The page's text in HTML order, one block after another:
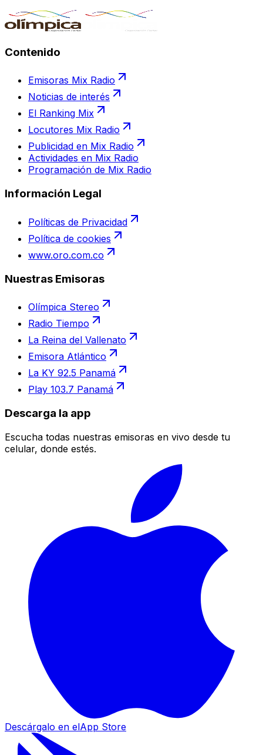
Contenido
Emisoras Mix Radio
Noticias de interés
El Ranking Mix
Locutores Mix Radio
Publicidad en Mix Radio
Actividades en Mix Radio
Programación de Mix Radio
Información Legal
Políticas de Privacidad
Política de cookies
www.oro.com.co
Nuestras Emisoras
Olímpica Stereo
Radio Tiempo
La Reina del Vallenato
Emisora Atlántico
La KY 92.5 Panamá
Play 103.7 Panamá
Descarga la app
Escucha todas nuestras emisoras en vivo desde tu
celular, donde estés.
Descárgalo en elApp Store